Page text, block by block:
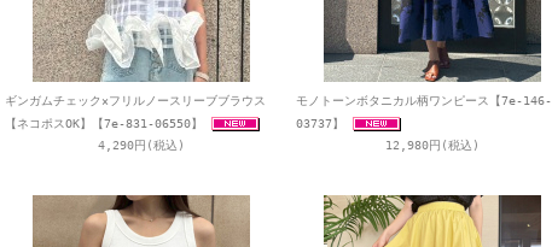
ギンガムチェック×フリルノースリーブブラウス
【ネコポスOK】【7e-831-06550】
4,290円(税込)
モノトーンボタニカル柄ワンピース【7e-146-
03737】
12,980円(税込)